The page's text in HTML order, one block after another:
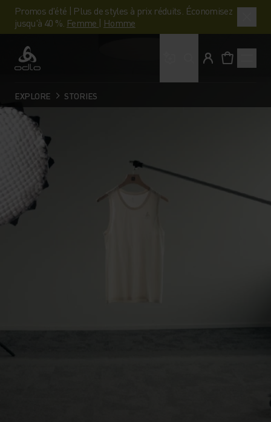
Promos d'été | Plus de styles à prix réduits. Économisez
jusqu'à 40 %. Femme | Homme
Odlo
EXPLORE STORIES